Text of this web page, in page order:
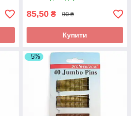
85,50 ₴ 90 ₴
Купити
–5%